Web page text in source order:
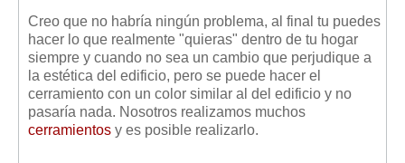
Creo que no habría ningún problema, al final tu puedes
hacer lo que realmente "quieras" dentro de tu hogar
siempre y cuando no sea un cambio que perjudique a
la estética del edificio, pero se puede hacer el
cerramiento con un color similar al del edificio y no
pasaría nada. Nosotros realizamos muchos
cerramientos y es posible realizarlo.